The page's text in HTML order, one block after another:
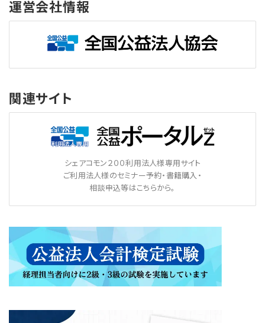
運営会社情報
関連サイト
シェアコモン２００利用法人様専用サイト
ご利用法人様のセミナー予約・書籍購入・
相談申込等はこちらから。